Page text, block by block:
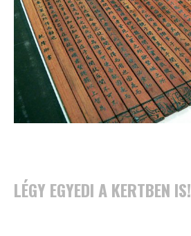
LÉGY EGYEDI A KERTBEN IS!